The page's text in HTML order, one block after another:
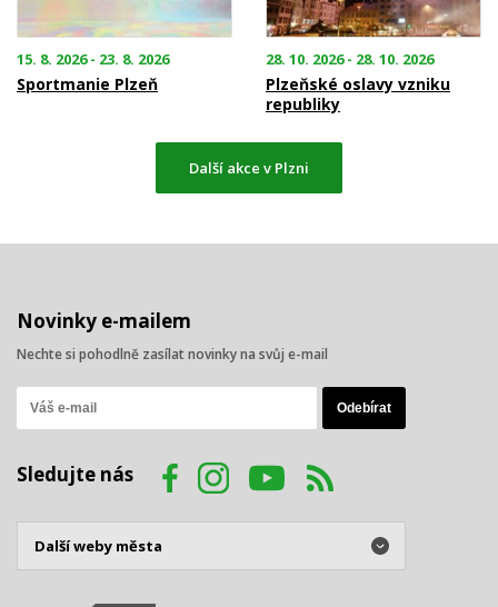
15. 8. 2026 - 23. 8. 2026
Sportmanie Plzeň
28. 10. 2026 - 28. 10. 2026
Plzeňské oslavy vzniku
republiky
Další akce v Plzni
Novinky e-mailem
Nechte si pohodlně zasílat novinky na svůj e-mail
Sledujte nás